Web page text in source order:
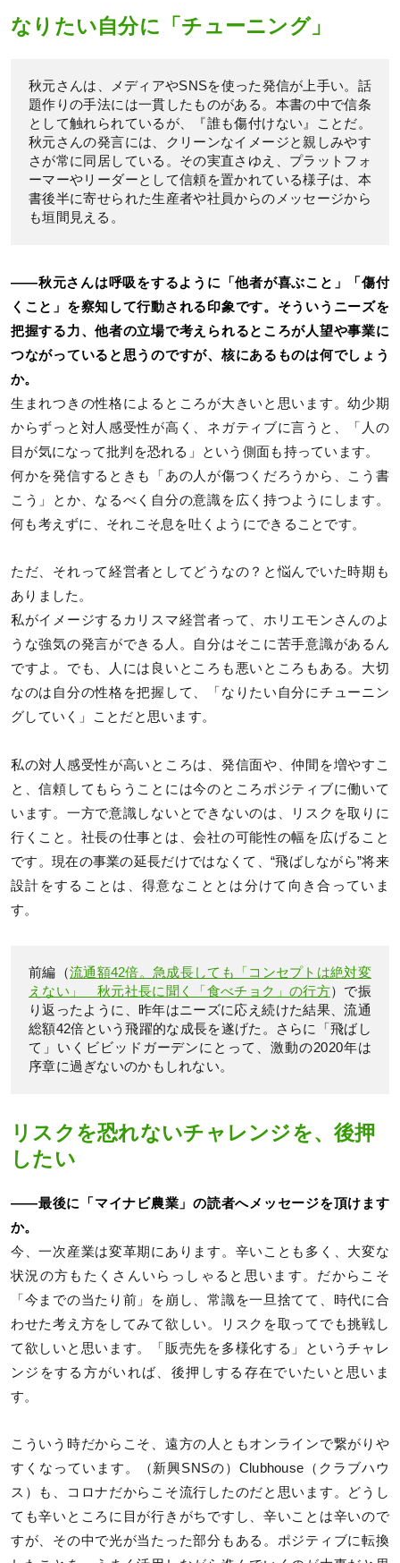
なりたい自分に「チューニング」
秋元さんは、メディアやSNSを使った発信が上手い。話
題作りの手法には一貫したものがある。本書の中で信条
として触れられているが、『誰も傷付けない』ことだ。
秋元さんの発言には、クリーンなイメージと親しみやす
さが常に同居している。その実直さゆえ、プラットフォ
ーマーやリーダーとして信頼を置かれている様子は、本
書後半に寄せられた生産者や社員からのメッセージから
も垣間見える。
――秋元さんは呼吸をするように「他者が喜ぶこと」「傷付
くこと」を察知して行動される印象です。そういうニーズを
把握する力、他者の立場で考えられるところが人望や事業に
つながっていると思うのですが、核にあるものは何でしょう
か。
生まれつきの性格によるところが大きいと思います。幼少期
からずっと対人感受性が高く、ネガティブに言うと、「人の
目が気になって批判を恐れる」という側面も持っています。
何かを発信するときも「あの人が傷つくだろうから、こう書
こう」とか、なるべく自分の意識を広く持つようにします。
何も考えずに、それこそ息を吐くようにできることです。
ただ、それって経営者としてどうなの？と悩んでいた時期も
ありました。
私がイメージするカリスマ経営者って、ホリエモンさんのよ
うな強気の発言ができる人。自分はそこに苦手意識があるん
ですよ。でも、人には良いところも悪いところもある。大切
なのは自分の性格を把握して、「なりたい自分にチューニン
グしていく」ことだと思います。
私の対人感受性が高いところは、発信面や、仲間を増やすこ
と、信頼してもらうことには今のところポジティブに働いて
います。一方で意識しないとできないのは、リスクを取りに
行くこと。社長の仕事とは、会社の可能性の幅を広げること
です。現在の事業の延長だけではなくて、“飛ばしながら”将来
設計をすることは、得意なこととは分けて向き合っていま
す。
前編（流通額42倍。急成長しても「コンセプトは絶対変
えない」 秋元社長に聞く「食べチョク」の行方）で振
り返ったように、昨年はニーズに応え続けた結果、流通
総額42倍という飛躍的な成長を遂げた。さらに「飛ばし
て」いくビビッドガーデンにとって、激動の2020年は
序章に過ぎないのかもしれない。
リスクを恐れないチャレンジを、後押
したい
――最後に「マイナビ農業」の読者へメッセージを頂けます
か。
今、一次産業は変革期にあります。辛いことも多く、大変な
状況の方もたくさんいらっしゃると思います。だからこそ
「今までの当たり前」を崩し、常識を一旦捨てて、時代に合
わせた考え方をしてみて欲しい。リスクを取ってでも挑戦し
て欲しいと思います。「販売先を多様化する」というチャレ
ンジをする方がいれば、後押しする存在でいたいと思いま
す。
こういう時だからこそ、遠方の人ともオンラインで繋がりや
すくなっています。（新興SNSの）Clubhouse（クラブハウ
ス）も、コロナだからこそ流行したのだと思います。どうし
ても辛いところに目が行きがちですし、辛いことは辛いので
すが、その中で光が当たった部分もある。ポジティブに転換